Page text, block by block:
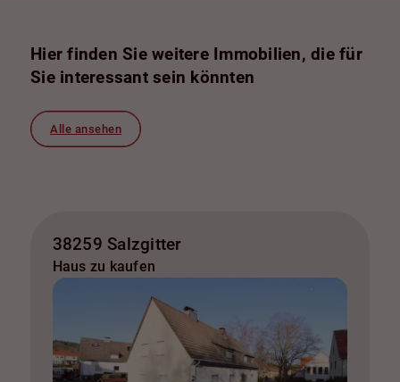
Hier finden Sie weitere Immobilien, die für
Sie interessant sein könnten
Alle ansehen
38259 Salzgitter
Haus zu kaufen